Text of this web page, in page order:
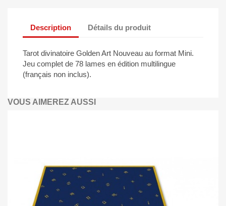
Description Détails du produit
Tarot divinatoire Golden Art Nouveau au format Mini.
Jeu complet de 78 lames en édition multilingue
(français non inclus).
VOUS AIMEREZ AUSSI